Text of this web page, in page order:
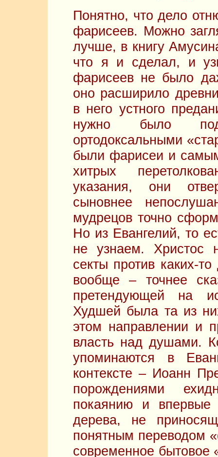
Понятно, что дело
фарисеев. Можно
лучше, в книгу
что я и сделал, и
фарисеев не было
оно расширило
в него устного
нужно было
ортодоксальными
были фарисеи и
хитрых
указания, они
сыновнее
мудрецов точно
Но из Евангелий, то
не узнаем. Христос
секты против каких-
вообще – точнее
претендующей на
Худшей была та из
этом направлении и
власть над душами.
упоминаются в
контексте – Иоанн
порождениями
покаянию и
дерева, не
понятным переводом
современное бытовое